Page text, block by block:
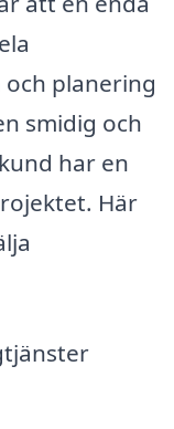
planering
smidig och
har en
Här